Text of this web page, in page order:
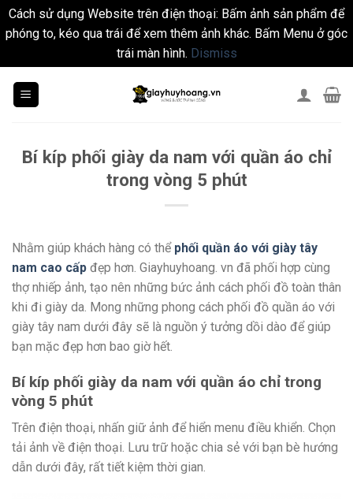
Cách sử dụng Website trên điện thoại: Bấm ảnh sản phẩm để
phóng to, kéo qua trái để xem thêm ảnh khác. Bấm Menu ở góc
trái màn hình. Dismiss
Bí kíp phối giày da nam với quần áo chỉ
trong vòng 5 phút
Nhằm giúp khách hàng có thể phối quần áo với giày tây
nam cao cấp đẹp hơn. Giayhuyhoang. vn đã phối hợp cùng
thợ nhiếp ảnh, tạo nên những bức ảnh cách phối đồ toàn thân
khi đi giày da. Mong những phong cách phối đồ quần áo với
giày tây nam dưới đây sẽ là nguồn ý tưởng dồi dào để giúp
bạn mặc đẹp hơn bao giờ hết.
Bí kíp phối giày da nam với quần áo chỉ trong
vòng 5 phút
Trên điện thoại, nhấn giữ ảnh để hiển menu điều khiển. Chọn
tải ảnh về điện thoại. Lưu trữ hoặc chia sẻ với bạn bè hướng
dẫn dưới đây, rất tiết kiệm thời gian.